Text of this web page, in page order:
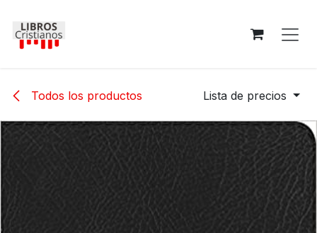
Todos los productos Lista de precios